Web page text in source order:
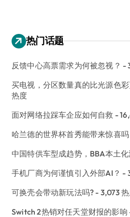
热门话题
反馈中心高票需求为何被忽视？ -
买电视，分区数量真的比光源色彩
热度
面对网络拉踩车企应如何自救 -
哈兰德的世界杯首秀能带来惊喜吗
中国特供车型成趋势，BBA本土
手机厂商为何谨慎引入外部AI？ -
可换壳会带动新玩法吗? - 3,073
Switch 2热销对任天堂财报的影响